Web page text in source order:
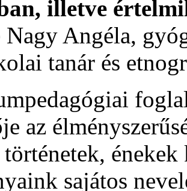
illetve
Nagy Angéla,
tanár és
az
sajátos